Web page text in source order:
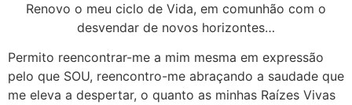
Renovo o meu ciclo de Vida, em comunhão com o
desvendar de novos horizontes…
Permito reencontrar-me a mim mesma em expressão
pelo que SOU, reencontro-me abraçando a saudade que
me eleva a despertar, o quanto as minhas Raízes Vivas